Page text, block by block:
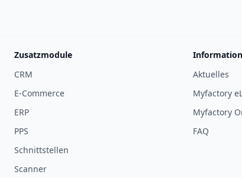
Zusatzmodule
CRM
E-Commerce
ERP
PPS
Schnittstellen
Scanner
Aktuelles
Myfactory
Myfactory
FAQ